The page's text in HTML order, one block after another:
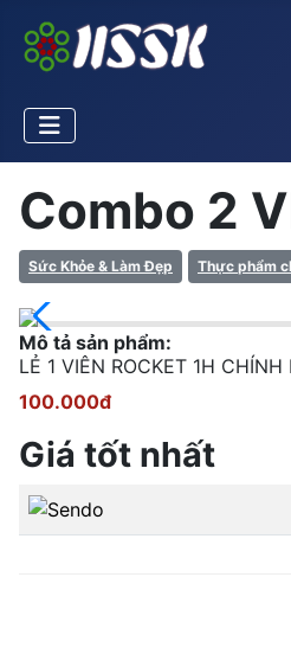
Combo 2
Sức Khỏe & Làm Đẹp Thực phẩm
Mô tả sản phẩm:
LẺ 1 VIÊN ROCKET 1H
100.000đ
Giá tốt nhất